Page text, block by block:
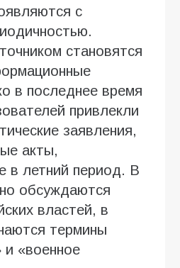
с
становятся
в последнее время
привлекли
заявления,
акты,
в летний период. В
обсуждаются
властей, в
термины
и «военное